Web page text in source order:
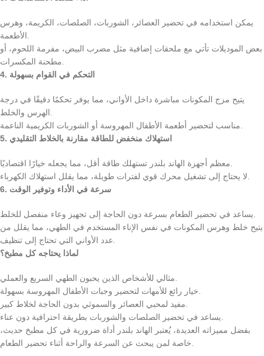
يمكن استخدامه في تحضير العصائر، الشوربات، الصلصات، الكريمة، وهرس
بعض الموديلات تأتي مع ملحقات إضافية مثل مضرب البيض، مفرمة اللحوم، أو
4. التحكم في القوام بسهولة
يتيح مزج المكونات مباشرة داخل الأواني، مما يوفر تحكمًا دقيقًا في درجة
5. استهلاك منخفض للطاقة مقارنة بالخلاط التقليدي
6. سرعة في الأداء وتوفير الوقت
يتيح خلط وهرس المكونات في نفس الإناء المستخدم في الطهي، مما يقلل من
لماذا يحتاجه كل مطبخ؟
بفضل مميزاته العديدة، يُعتبر الهاند بلندر أداة ضرورية في كل مطبخ حديث،